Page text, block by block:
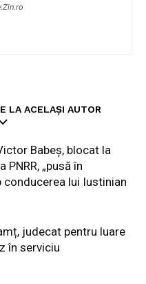
LA ACELAȘI AUTOR
Babeș, blocat la
PNRR, „pusă în
conducerea lui Iustinian
judecat pentru luare
în serviciu